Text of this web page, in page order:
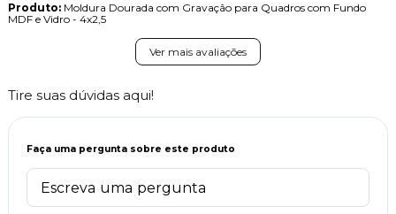
Produto:Moldura Dourada com Gravação para Quadros com Fundo
MDF e Vidro - 4x2,5
Ver mais avaliações
Tire suas dúvidas aqui!
Faça uma pergunta sobre este produto